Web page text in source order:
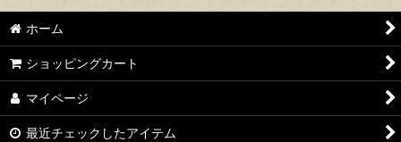
ホーム
ショッピングカート
マイページ
最近チェックしたアイテム